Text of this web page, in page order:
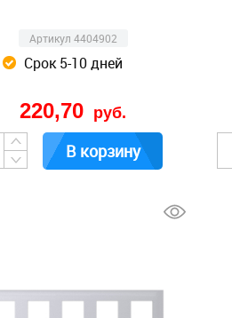
Артикул 4404902
Срок 5-10 дней
220,70 руб.
В корзину